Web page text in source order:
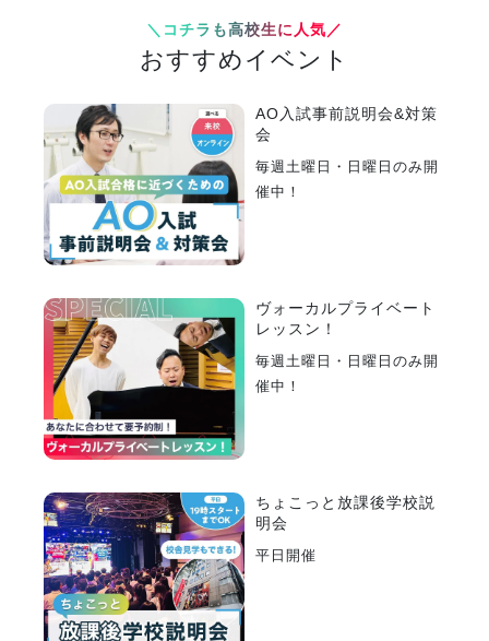
＼コチラも高校生に人気／
おすすめイベント
AO入試事前説明会&対策
会
毎週土曜日・日曜日のみ開
催中！
ヴォーカルプライベート
レッスン！
毎週土曜日・日曜日のみ開
催中！
ちょこっと放課後学校説
明会
平日開催